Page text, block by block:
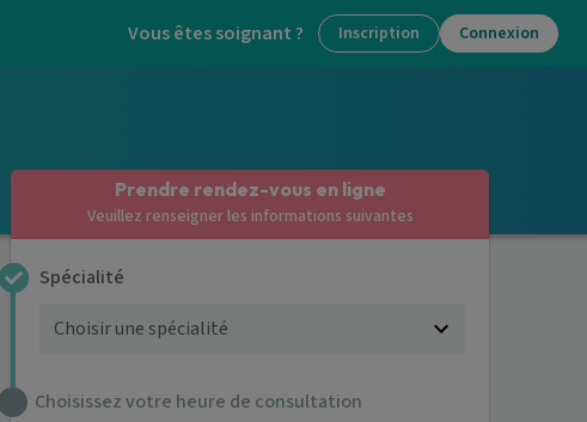
Vous êtes soignant ? Inscription Connexion
Prendre rendez-vous en ligne
Veuillez renseigner les informations suivantes
Spécialité
Choisissez votre heure de consultation